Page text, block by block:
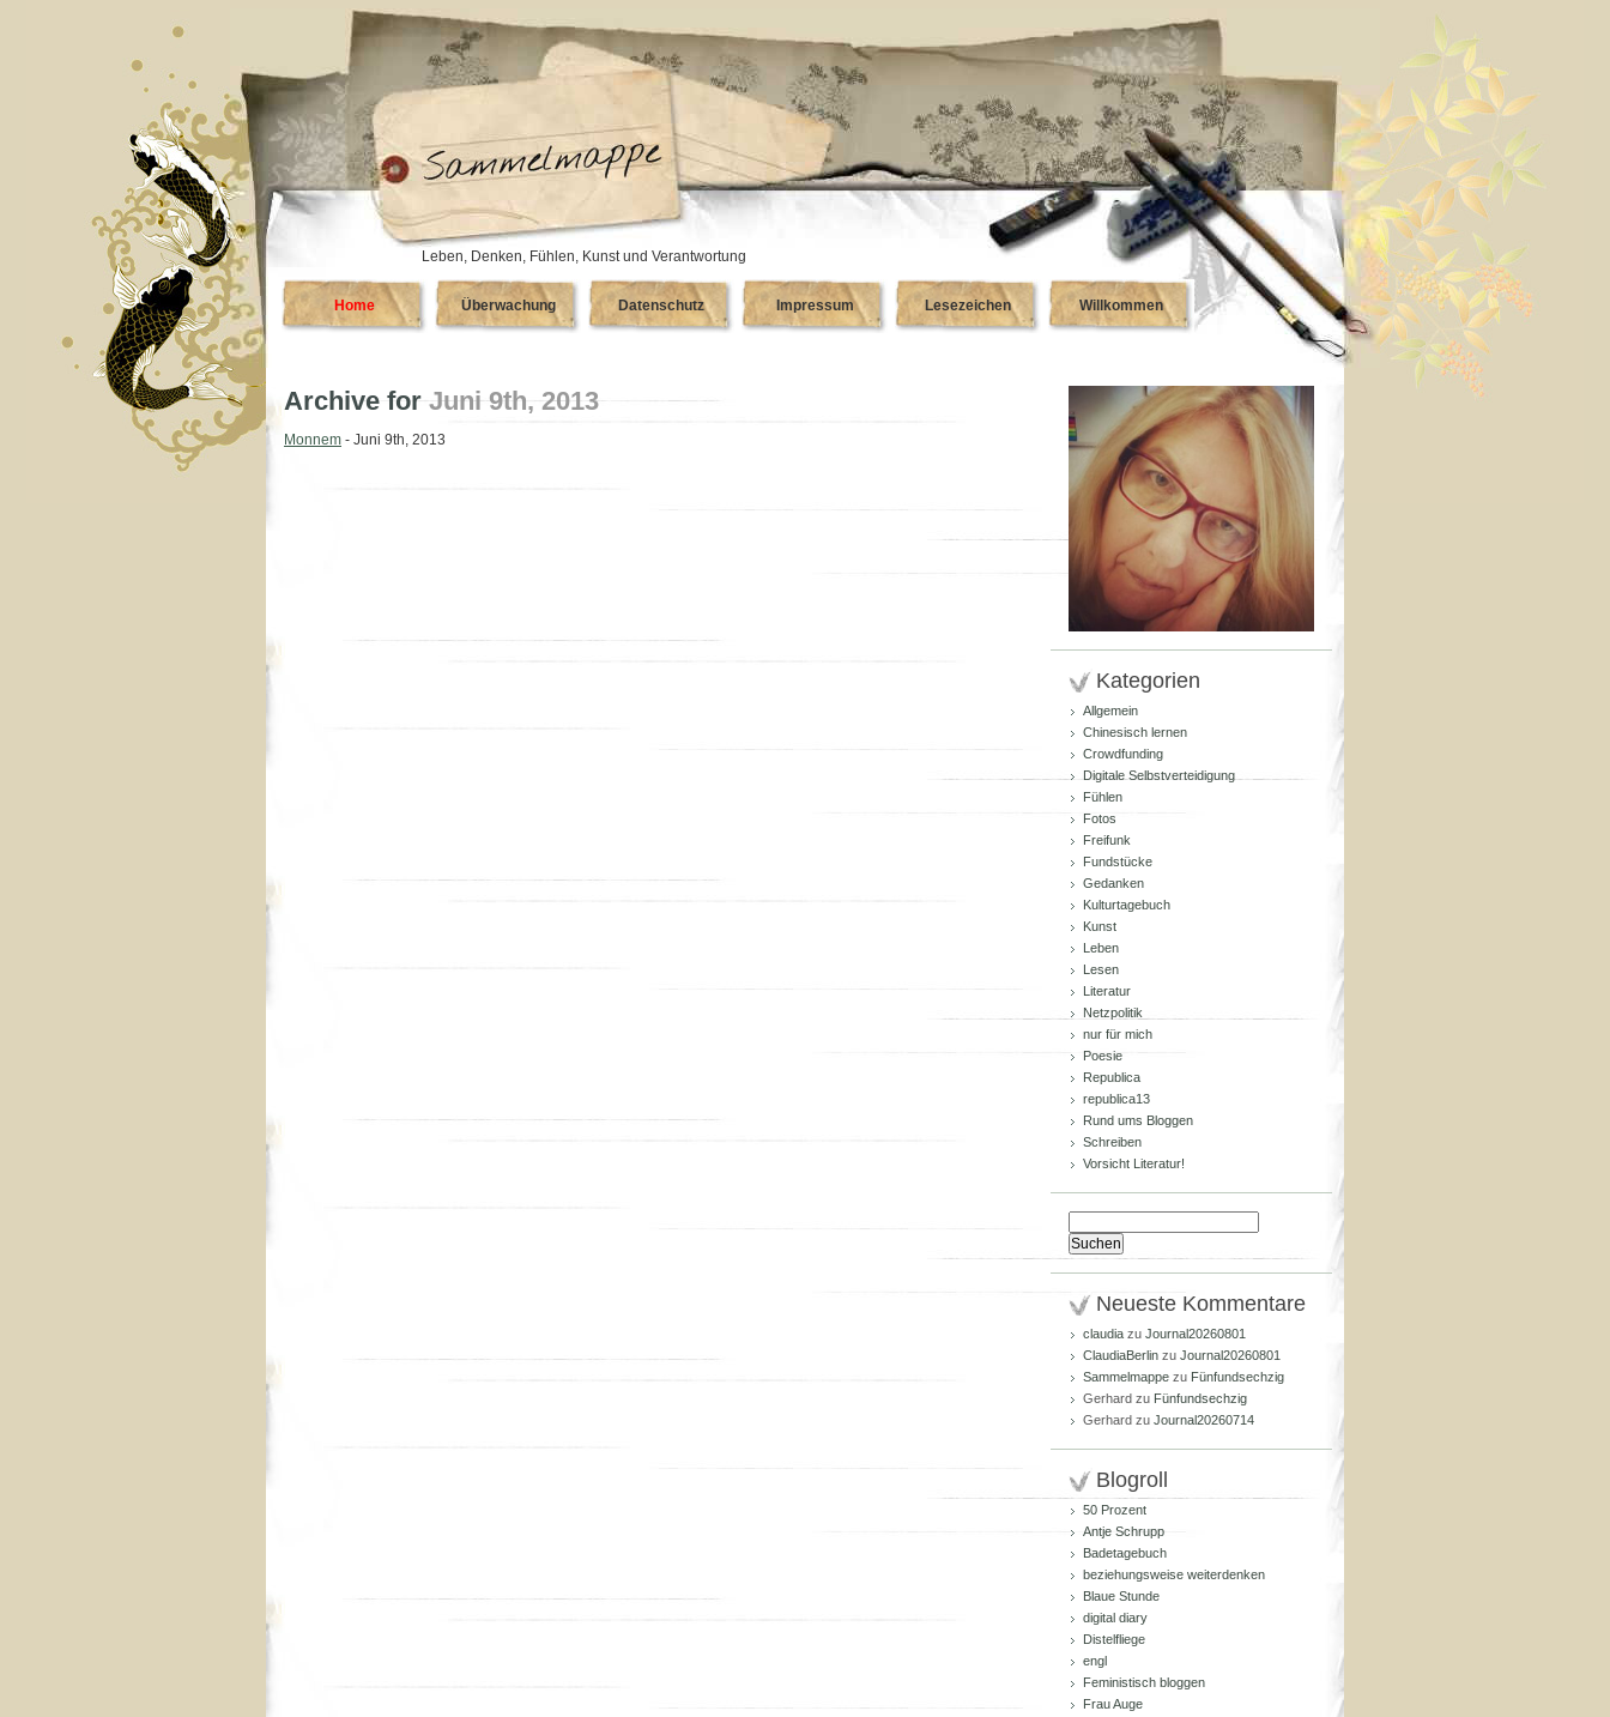
Leben, Denken, Fühlen, Kunst und Verantwortung
Home Überwachung Datenschutz Impressum Lesezeichen Willkommen
Archive for Juni 9th, 2013
Monnem - Juni 9th, 2013
Kategorien
Allgemein
Chinesisch lernen
Crowdfunding
Digitale Selbstverteidigung
Fühlen
Fotos
Freifunk
Fundstücke
Gedanken
Kulturtagebuch
Kunst
Leben
Lesen
Literatur
Netzpolitik
nur für mich
Poesie
Republica
republica13
Rund ums Bloggen
Schreiben
Vorsicht Literatur!
nach:
Neueste Kommentare
claudia zu Journal20260801
ClaudiaBerlin zu Journal20260801
Sammelmappe zu Fünfundsechzig
Gerhard zu Fünfundsechzig
Gerhard zu Journal20260714
Blogroll
50 Prozent
Antje Schrupp
Badetagebuch
beziehungsweise weiterdenken
Blaue Stunde
digital diary
Distelfliege
engl
Feministisch bloggen
Frau Auge